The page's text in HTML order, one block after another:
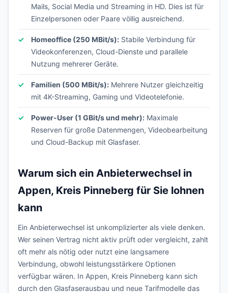
Mails, Social Media und Streaming in HD. Dies ist für
Einzelpersonen oder Paare völlig ausreichend.
Homeoffice (250 MBit/s): Stabile Verbindung für
Videokonferenzen, Cloud-Dienste und parallele
Nutzung mehrerer Geräte.
Familien (500 MBit/s): Mehrere Nutzer gleichzeitig
mit 4K-Streaming, Gaming und Videotelefonie.
Power-User (1 GBit/s und mehr): Maximale
Reserven für große Datenmengen, Videobearbeitung
und Cloud-Backup mit Glasfaser.
Warum sich ein Anbieterwechsel in
Appen, Kreis Pinneberg für Sie lohnen
kann
Ein Anbieterwechsel ist unkomplizierter als viele denken.
Wer seinen Vertrag nicht aktiv prüft oder vergleicht, zahlt
oft mehr als nötig oder nutzt eine langsamere
Verbindung, obwohl leistungsstärkere Optionen
verfügbar wären. In Appen, Kreis Pinneberg kann sich
durch den Glasfaserausbau und neue Tarifmodelle das